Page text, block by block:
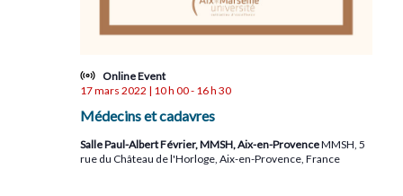
Médecins et cadavres
17 mars 2022 | 10 h 00- 16 h 30
Salle Paul-Albert Février, MMSH, Aix-en-ProvenceMMSH, 5
rue du Château de l'Horloge, Aix-en-Provence, France
Online Event